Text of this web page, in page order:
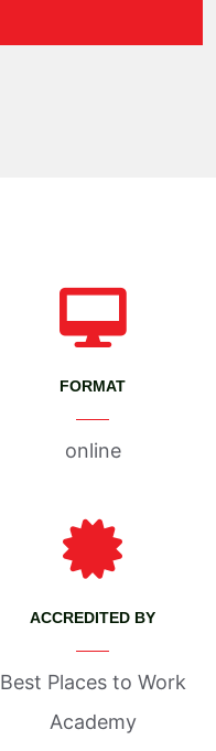
FORMAT
online
ACCREDITED BY
Best Places to Work
Academy